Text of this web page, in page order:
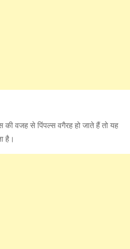
वजह से पिंपल्स वगैरह हो जाते हैं तो यह
है।